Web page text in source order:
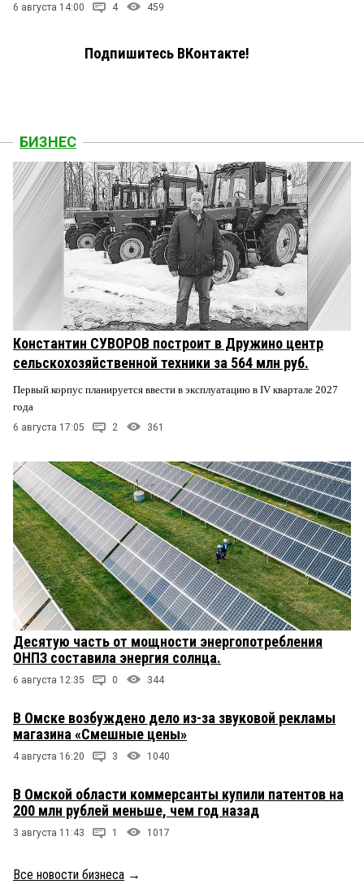
6 августа 14:00 4 459
Подпишитесь ВКонтакте!
БИЗНЕС
Константин СУВОРОВ построит в Дружино центр
сельскохозяйственной техники за 564 млн руб.
Первый корпус планируется ввести в эксплуатацию в IV квартале 2027
года
6 августа 17:05 2 361
Десятую часть от мощности энергопотребления
ОНПЗ составила энергия солнца.
6 августа 12:35 0 344
В Омске возбуждено дело из-за звуковой рекламы
магазина «Смешные цены»
4 августа 16:20 3 1040
В Омской области коммерсанты купили патентов на
200 млн рублей меньше, чем год назад
3 августа 11:43 1 1017
Все новости бизнеса →